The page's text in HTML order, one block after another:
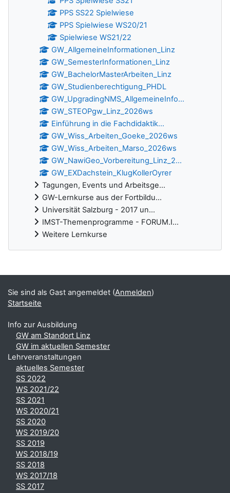
PPS SS22 Spielwiese
PPS Spielwiese WS20/21
Spielwiese WS21/22
GW_AllgemeineInformationen_Linz
GW_SemesterInformationen_Linz
GW_BachelorMasterArbeiten_Linz
GW_Studienberechtigung_PHDL
GW_UpgradingNMS_AllgemeineInfo...
GW_STEOPgw_Linz_2026ws
Einführung in die Fachdidaktik...
GW_Wiss_Arbeiten_Goeke_2026ws
GW_Wiss_Arbeiten_Marso_2026ws
GW_NawiGeo_Vorbereitung_Linz_2...
GW_EXDachstein_KlugKollerOyrer
Tagungen, Events und Arbeitsge...
GW-Lernkurse aus der Fortbildu...
Universität Salzburg - 2017 un...
IMST-Themenprogramme - FORUM.I...
Weitere Lernkurse
Ergänzungsblöcke
Sie sind als Gast angemeldet (Anmelden)
Startseite
Info zur Ausbildung
GW am Standort Linz
GW im aktuellen Semester
Lehrveranstaltungen
aktuelles Semester
SS 2022
WS 2021/22
SS 2021
WS 2020/21
SS 2020
WS 2019/20
SS 2019
WS 2018/19
SS 2018
WS 2017/18
SS 2017